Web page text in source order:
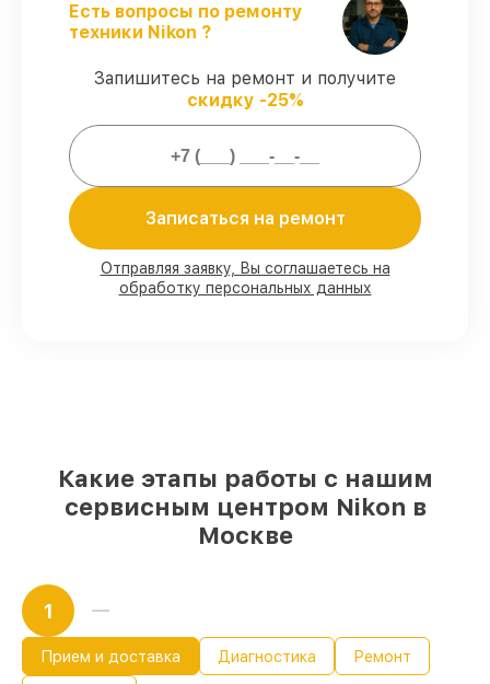
соблюдаем сроки сервиса оптического
прицела M3 624x50 (25,4mm) SF FCD,
Гарантийное обслуживание–
предоставляем официальное
гарантийное сопровождение после
Мы гарантируем:
80%работ под контролем клиента
90%комплектующих для оптических
Есть вопросы по ремонту
техники Nikon ?
Запишитесь на ремонт и получите
скидку -25%
Записаться на ремонт
Отправляя заявку, Вы соглашаетесь на
обработку персональных данных
Какие этапы работы с нашим
сервисным центром Nikon в
Москве
1
Прием и доставка Диагностика Ремонт